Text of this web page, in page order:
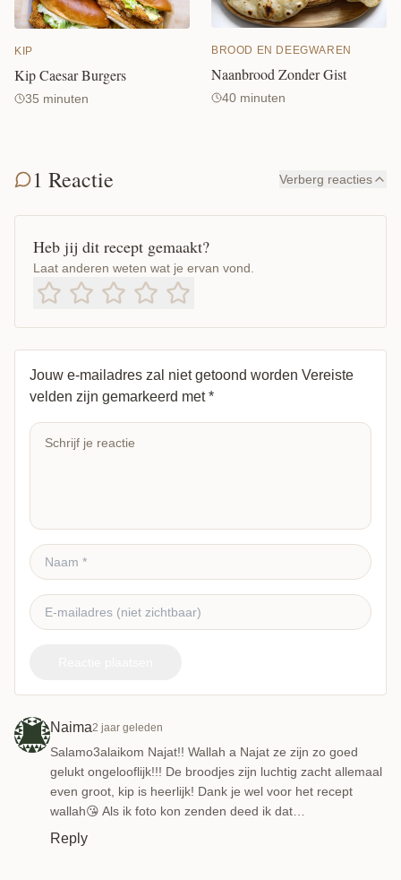
KIP
Kip Caesar Burgers
35 minuten
BROOD EN DEEGWAREN
Naanbrood Zonder Gist
40 minuten
1 Reactie Verberg reacties
Heb jij dit recept gemaakt?
Laat anderen weten wat je ervan vond.
Jouw e-mailadres zal niet getoond worden Vereiste
velden zijn gemarkeerd met*
Naima2 jaar geleden
Salamo3alaikom Najat!! Wallah a Najat ze zijn zo goed
gelukt ongelooflijk!!! De broodjes zijn luchtig zacht allemaal
even groot, kip is heerlijk! Dank je wel voor het recept
wallah😘 Als ik foto kon zenden deed ik dat…
Reply